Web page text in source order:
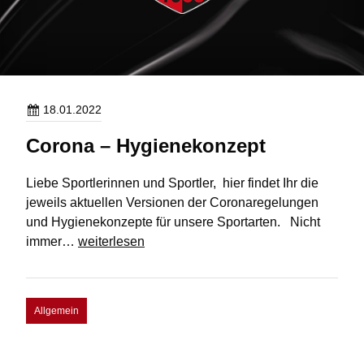
18.01.2022
Corona – Hygienekonzept
Liebe Sportlerinnen und Sportler, hier findet Ihr die
jeweils aktuellen Versionen der Coronaregelungen
und Hygienekonzepte für unsere Sportarten. Nicht
immer… Corona
Hygienekonzept
weiterlesen
Allgemein